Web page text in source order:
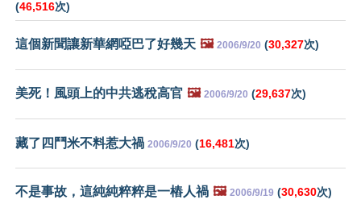
(46,516次)
這個新聞讓新華網啞巴了好幾天 🖼️ 2006/9/20 (30,327次)
美死！風頭上的中共逃稅高官 🖼️ 2006/9/20 (29,637次)
藏了四鬥米不料惹大禍 2006/9/20 (16,481次)
不是事故，這純純粹粹是一樁人禍 🖼️ 2006/9/19 (30,630次)